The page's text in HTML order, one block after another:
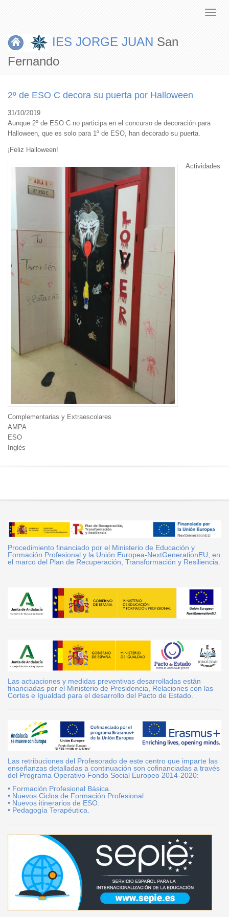
IES JORGE JUAN San
Fernando
2º de ESO C decora su puerta por Halloween
31/10/2019
Aunque 2º de ESO C no participa en el concurso de decoración para
Halloween, que es solo para 1º de ESO, han decorado su puerta.
¡Feliz Halloween!
Actividades
Complementarias y Extraescolares
AMPA
ESO
Inglés
Procedimiento financiado por el Ministerio de Educación y
Formación Profesional y la Unión Europea-NextGenerationEU, en
el marco del Plan de Recuperación, Transformación y Resiliencia.
Las actuaciones y medidas preventivas desarrolladas están
financiadas por el Ministerio de Presidencia, Relaciones con las
Cortes e Igualdad para el desarrollo del Pacto de Estado.
Las retribuciones del Profesorado de este centro que imparte las
enseñanzas detalladas a continuación son cofinanciadas a través
del Programa Operativo Fondo Social Europeo 2014-2020:
• Formación Profesional Básica.
• Nuevos Ciclos de Formación Profesional.
• Nuevos itinerarios de ESO.
• Pedagogía Terapéutica.